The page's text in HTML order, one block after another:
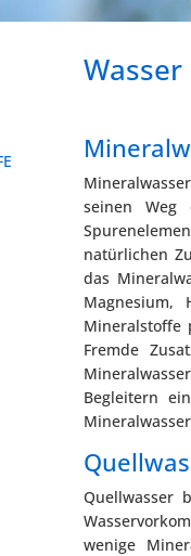
seinen Weg
natürlichen
das
Magnesium,
Mineralstoffe
Fremde
Begleitern
Quellwasser
wenige